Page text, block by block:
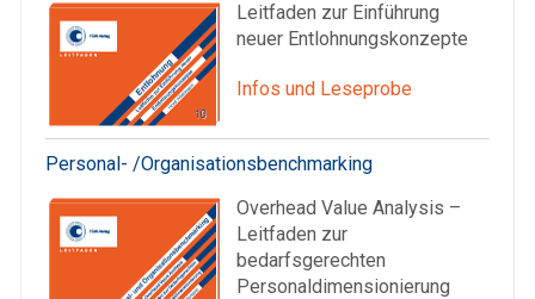
Leitfaden zur Einführung
neuer Entlohnungskonzepte
Infos und Leseprobe
Personal- /Organisationsbenchmarking
Overhead Value Analysis –
Leitfaden zur
bedarfsgerechten
Personaldimensionierung